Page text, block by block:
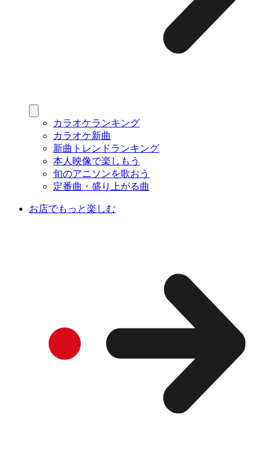
カラオケランキング
カラオケ新曲
新曲トレンドランキング
本人映像で楽しもう
旬のアニソンを歌おう
定番曲・盛り上がる曲
お店でもっと楽しむ